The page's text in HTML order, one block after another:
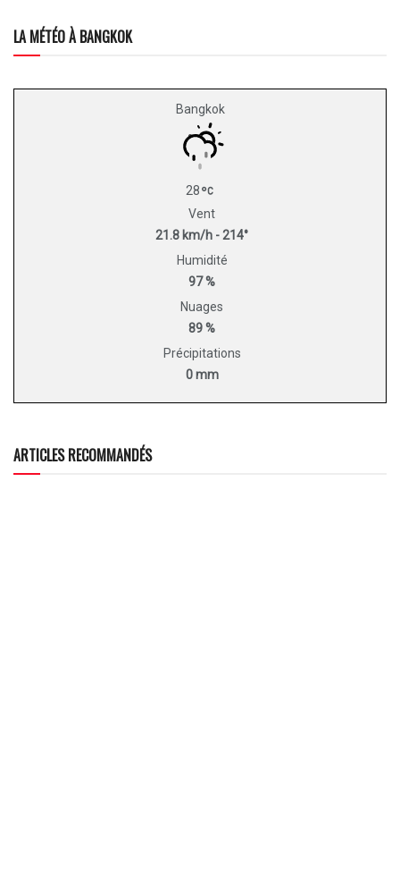
LA MÉTÉO À BANGKOK
Bangkok
28
Vent
21.8 km/h - 214°
Humidité
97 %
Nuages
89 %
Précipitations
0 mm
ARTICLES RECOMMANDÉS